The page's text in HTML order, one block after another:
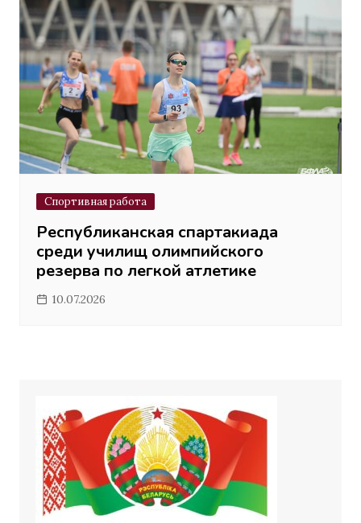
Спортивная работа
Республиканская спартакиада
среди училищ олимпийского
резерва по легкой атлетике
10.07.2026